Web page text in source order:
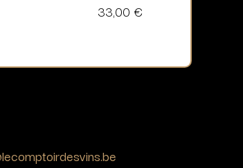
33,00 €